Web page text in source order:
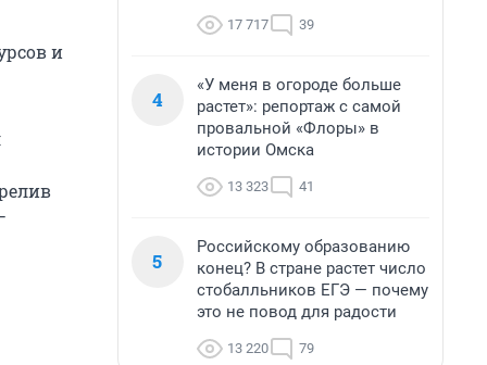
и
17 717 39
4
«У меня в огороде больше
растет»: репортаж с самой
провальной «Флоры» в
истории Омска
13 323 41
5
Российскому образованию
конец? В стране растет число
стобалльников ЕГЭ — почему
это не повод для радости
13 220 79